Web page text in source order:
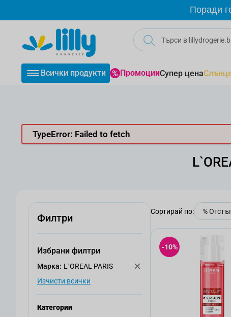
Поради
Всички продукти ПромоцииСупер цена
TypeError: Failed to fetch
Филтри
Избрани филтри
Mарка: L`OREAL PARIS
Изчисти всички
Категории
Сортирай по:
-10%